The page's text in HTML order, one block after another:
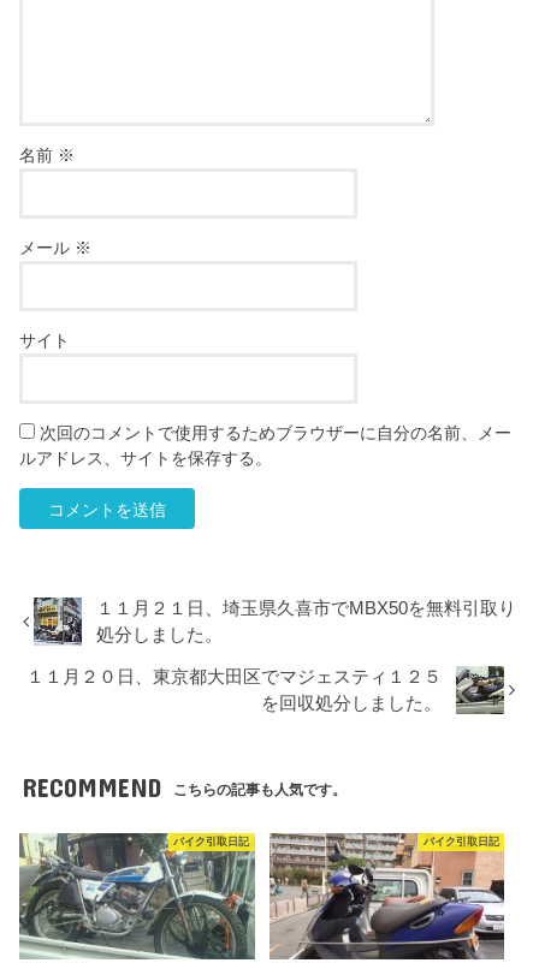
名前 ※
メール ※
サイト
次回のコメントで使用するためブラウザーに自分の名前、メー
ルアドレス、サイトを保存する。
１１月２１日、埼玉県久喜市でMBX50を無料引取り
処分しました。
１１月２０日、東京都大田区でマジェスティ１２５
を回収処分しました。
RECOMMEND こちらの記事も人気です。
バイク引取日記 バイク引取日記